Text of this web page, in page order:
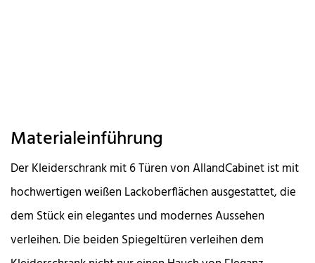
Materialeinführung
Der Kleiderschrank mit 6 Türen von AllandCabinet ist mit
hochwertigen weißen Lackoberflächen ausgestattet, die
dem Stück ein elegantes und modernes Aussehen
verleihen. Die beiden Spiegeltüren verleihen dem